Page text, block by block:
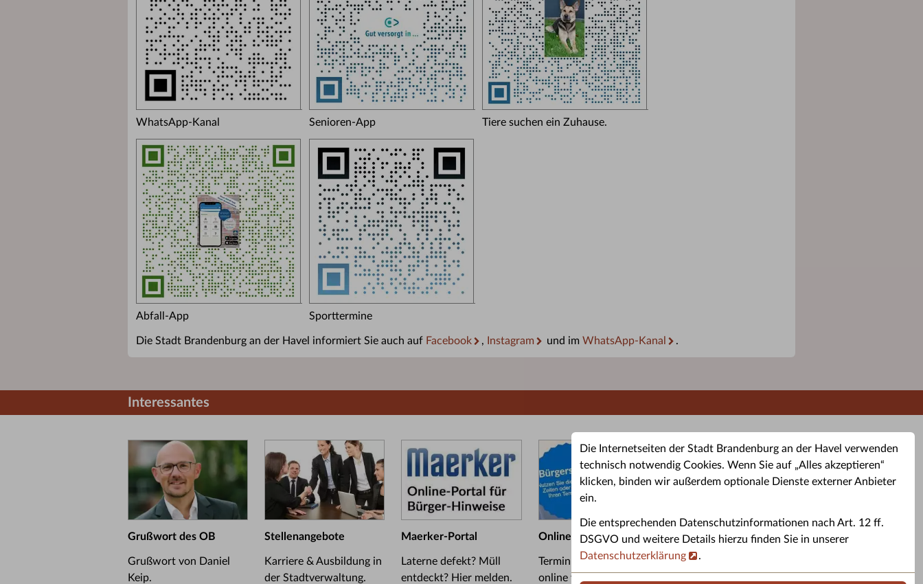
Die Internetseiten der Stadt Brandenburg an der Havel verwenden
technisch notwendig Cookies. Wenn Sie auf „Alles akzeptieren“
klicken, binden wir außerdem optionale Dienste externer Anbieter
ein.
Die entsprechenden Datenschutzinformationen nach Art. 12 ff.
DSGVO und weitere Details hierzu finden Sie in unserer
Datenschutzerklärung
.
WhatsApp-Kanal Senioren-App Tiere suchen ein Zuhause.
Abfall-App Sporttermine
Die Stadt Brandenburg an der Havel informiert Sie auch auf Facebook , Instagram und im WhatsApp-Kanal .
Interessantes
Grußwort des OB
Grußwort von Daniel
Keip.
Stellenangebote
Karriere & Ausbildung in
der Stadtverwaltung.
Maerker-Portal
Laterne defekt? Müll
entdeckt? Hier melden.
Online-Terminbuchung
Termin im Bürgerservice
online vereinbaren.
Altkleider-Container
Standorte für Altkleider-
Sporttermine